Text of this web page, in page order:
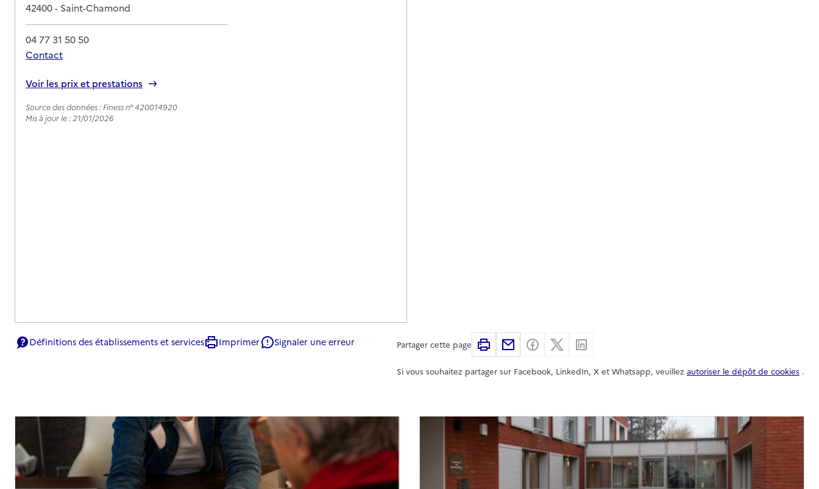
42400- Saint-Chamond
04 77 31 50 50
Contact
Voir les prix et prestations
Source des données : Finess n° 420014920
Mis à jour le : 21/01/2026
Définitions des établissements et services Imprimer Signaler une erreur Partager cette page ImprimerPartager par email
Partager sur Facebook
Partager sur X
Si vous souhaitez partager sur Facebook, LinkedIn, X et Whatsapp, veuillez autoriser le dépôt de cookies .